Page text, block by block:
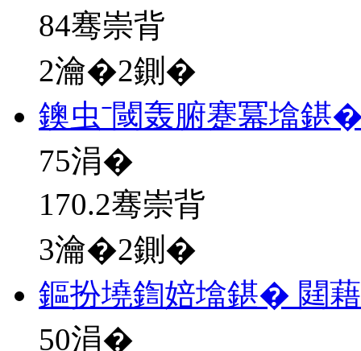
84骞崇背
2瀹�2鍘�
鐭虫ˉ閾轰腑蹇冪墖鍖
75涓�
170.2骞崇背
3瀹�2鍘�
鏂扮墝鍧婄墖鍖� 閮
50涓�